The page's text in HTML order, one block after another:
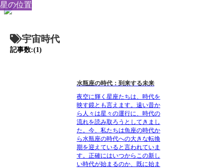
宇宙時代
記事数:(1)
星の位置
水瓶座の時代：到来する未来
夜空に輝く星座たちは、時代を
映す鏡とも言えます。遠い昔か
ら人々は星々の運行に、時代の
流れを読み取ろうとしてきまし
た。今、私たちは魚座の時代か
ら水瓶座の時代への大きな転換
期を迎えていると言われていま
す。正確にはいつからこの新し
い時代が始まるのか、既に始ま